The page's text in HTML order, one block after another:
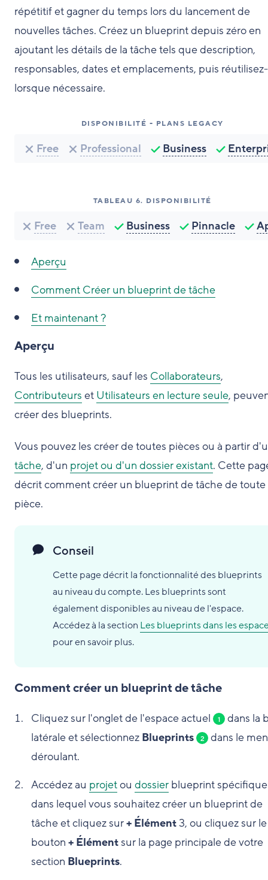
répétitif et gagner du temps lors du lancement de
nouvelles tâches. Créez un blueprint depuis zéro en
ajoutant les détails de la tâche tels que description,
responsables, dates et emplacements, puis
lorsque nécessaire.
DISPONIBILITÉ - PLANS LEGACY
Free Professional Business
TABLEAU 6. DISPONIBILITÉ
Free Team Business Pinnacle
Aperçu
Comment Créer un blueprint de tâche
Et maintenant ?
Aperçu
Tous les utilisateurs, sauf les Collaborateurs,
Contributeurs et Utilisateurs en lecture seule,
créer des blueprints.
Vous pouvez les créer de toutes pièces ou à partir
tâche, d'un projet ou d'un dossier existant. Cette
décrit comment créer un blueprint de tâche de toute
pièce.
Conseil
Cette page décrit la fonctionnalité des blueprints
au niveau du compte. Les blueprints sont
également disponibles au niveau de l'espace.
Accédez à la section Les blueprints dans les
pour en savoir plus.
Comment créer un blueprint de tâche
Cliquez sur l'onglet de l'espace actuel 1
dans la
latérale et sélectionnez Blueprints 2
dans le
déroulant.
Accédez au projetou dossier blueprint spécifique
dans lequel vous souhaitez créer un blueprint de
tâche et cliquez sur+ Élément3, ou cliquez sur le
bouton + Élémentsur la page principale de votre
section Blueprints.